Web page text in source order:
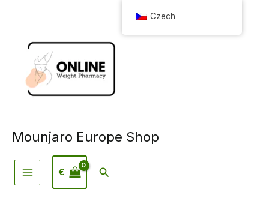
Mounjaro Europe Shop
€ Vyhledávání
Czech